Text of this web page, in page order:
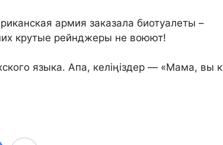
армия заказала биотуалеты –
крутые рейнджеры не воюют!
языка. Апа, келіңіздер — «Мама, вы к